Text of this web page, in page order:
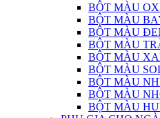
BỘT MÀU
BỘT MÀU
BỘT MÀU
BỘT MÀU
BỘT MÀU
BỘT MÀU
BỘT MÀU
BỘT MÀU
BỘT MÀU